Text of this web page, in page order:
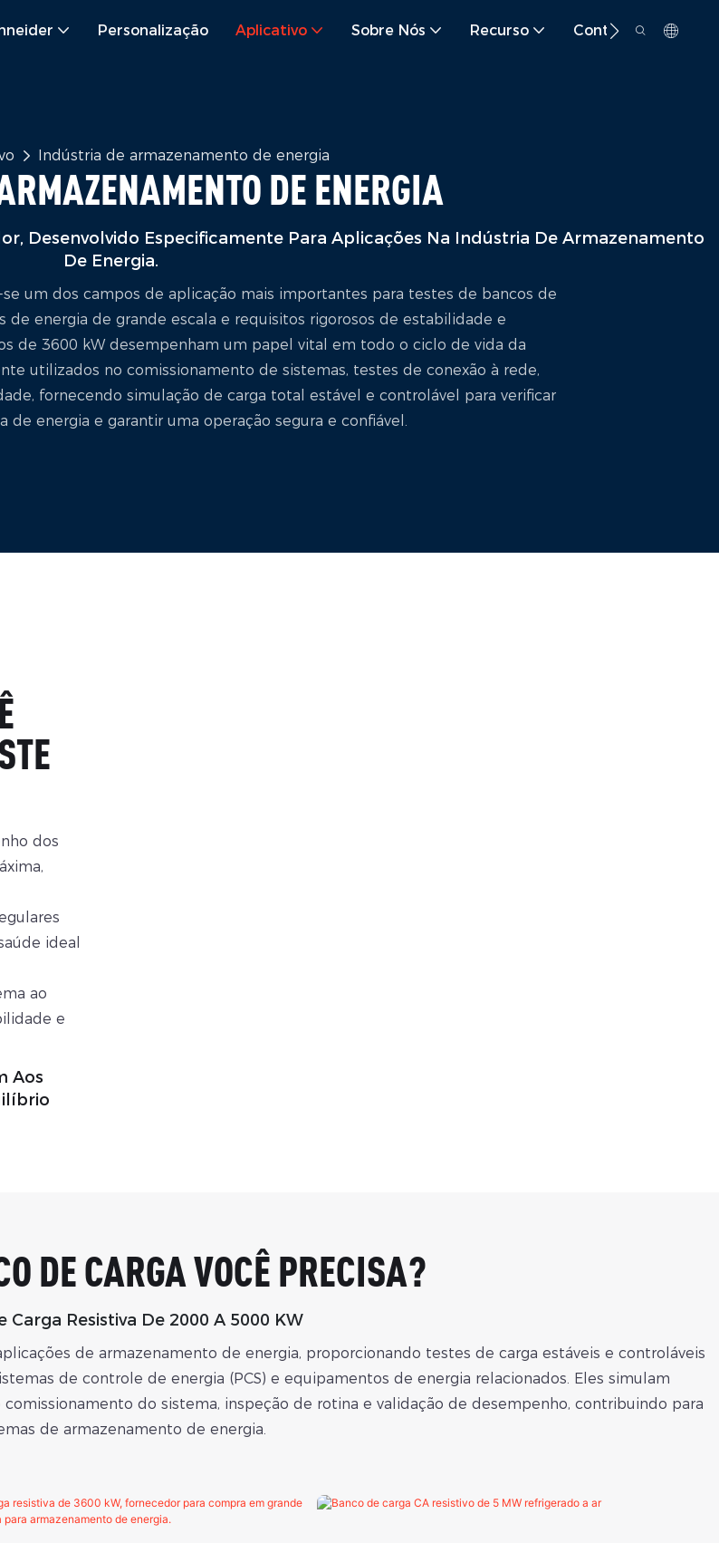
Personalização Aplicativo Sobre Nós Recurso Contato
Indústria de armazenamento de energia
DE ENERGIA
Desenvolvido Especificamente Para Aplicações Na Indústria De Armazenamento
De Energia.
um dos campos de aplicação mais importantes para testes de bancos de
de energia de grande escala e requisitos rigorosos de estabilidade e
de 3600 kW desempenham um papel vital em todo o ciclo de vida da
utilizados no comissionamento de sistemas, testes de conexão à rede,
fornecendo simulação de carga total estável e controlável para verificar
de energia e garantir uma operação segura e confiável.
dos
ideal
ao
e
Aos
DE CARGA VOCÊ PRECISA?
Carga Resistiva De 2000 A 5000 KW
de armazenamento de energia, proporcionando testes de carga estáveis ​​e controláveis
de controle de energia (PCS) e equipamentos de energia relacionados. Eles simulam
do sistema, inspeção de rotina e validação de desempenho, contribuindo para
de armazenamento de energia.